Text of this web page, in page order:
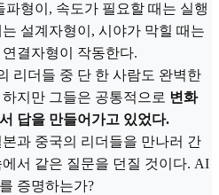
형이, 속도가 필요할 때는 실행
설계자형이, 시야가 막힐 때는
결자형이 작동한다.
리더들 중 단 한 사람도 완벽한
지만 그들은 공통적으로 변화
답을 만들어가고 있었다.
과 중국의 리더들을 만나러 간
서 같은 질문을 던질 것이다. AI
증명하는가?